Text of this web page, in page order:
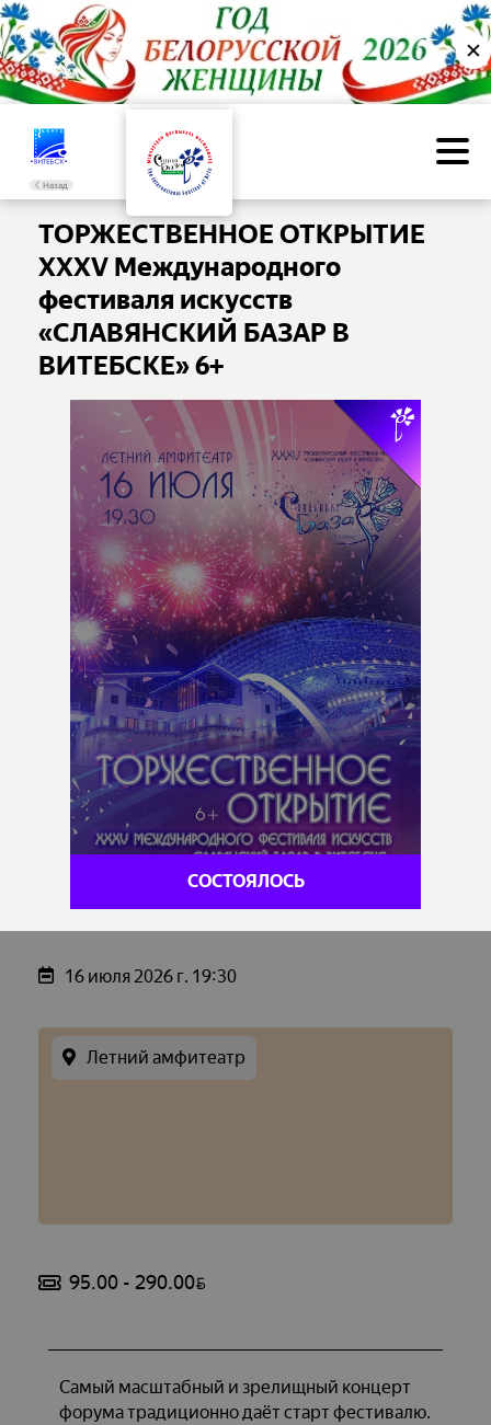
✕
Назад
ТОРЖЕСТВЕННОЕ ОТКРЫТИЕ
XXXV Международного
фестиваля искусств
«СЛАВЯНСКИЙ БАЗАР В
ВИТЕБСКЕ» 6+
СОСТОЯЛОСЬ
16 июля 2026 г. 19:30
Летний амфитеатр
95.00 - 290.00BYN
Самый масштабный и зрелищный концерт
форума традиционно даёт старт фестивалю.